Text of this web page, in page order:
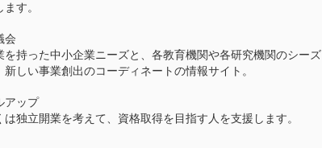
す。
会
を持った中小企業ニーズと、各教育機関や各研究機関のシーズ
しい事業創出のコーディネートの情報サイト。
アップ
独立開業を考えて、資格取得を目指す人を支援します。